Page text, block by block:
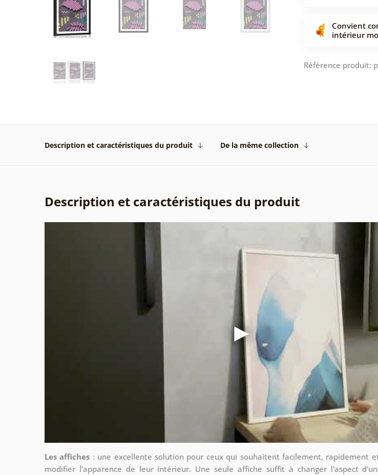
Convient
intérieur
Référence produit:
Description et caractéristiques du produit De la même collection
Description et caractéristiques du produit
Les affiches : une excellente solution pour ceux qui souhaitent facilement, rapidement
modifier l'apparence de leur intérieur. Une seule affiche suffit à changer l'aspect